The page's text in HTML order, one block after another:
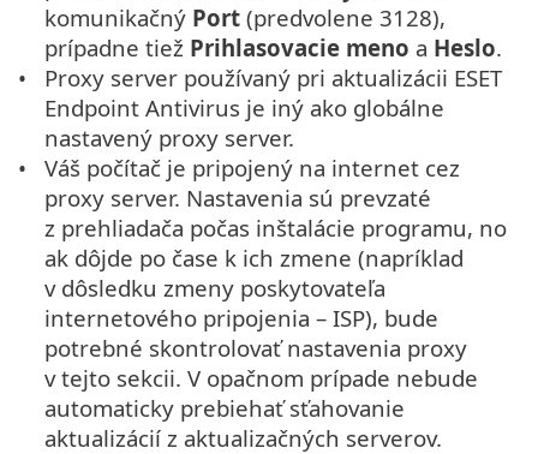
komunikačný Port (predvolene 3128),
prípadne tiež Prihlasovacie meno a Heslo.
Proxy server používaný pri aktualizácii ESET
Endpoint Antivirus je iný ako globálne
nastavený proxy server.
Váš počítač je pripojený na internet cez
proxy server. Nastavenia sú prevzaté
z prehliadača počas inštalácie programu, no
ak dôjde po čase k ich zmene (napríklad
v dôsledku zmeny poskytovateľa
internetového pripojenia – ISP), bude
potrebné skontrolovať nastavenia proxy
v tejto sekcii. V opačnom prípade nebude
automaticky prebiehať sťahovanie
aktualizácií z aktualizačných serverov.